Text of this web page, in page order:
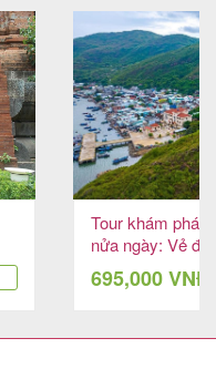
Tour khám phá
nửa ngày: Vẻ
695,000 VNĐ